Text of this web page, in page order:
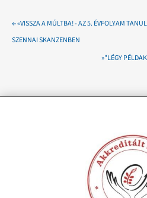
←«VISSZA A MÚLTBA! - AZ 5. ÉVFOLYAM
SZENNAI SKANZENBEN
»"LÉGY